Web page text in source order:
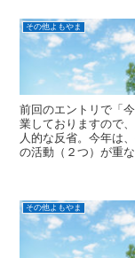
その他よもやま
前回のエントリで「
業しておりますので
人的な反省。今年は
の活動（２つ）が重
その他よもやま